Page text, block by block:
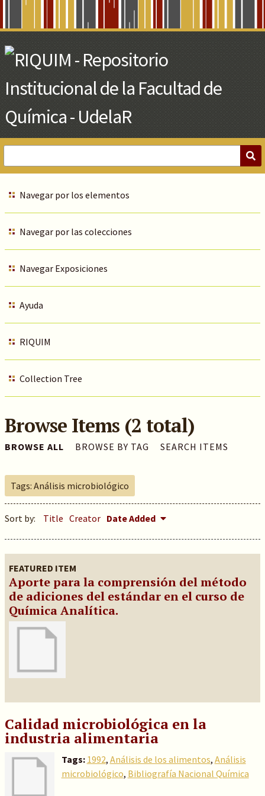
Main
Content
Navegar por los elementos
Navegar por las colecciones
Navegar Exposiciones
Ayuda
RIQUIM
Collection Tree
Browse Items (2 total)
BROWSE ALL BROWSE BY TAG SEARCH ITEMS
Tags: Análisis microbiológico
Sort by: Title Creator Date Added
FEATURED ITEM
Aporte para la comprensión del método
de adiciones del estándar en el curso de
Química Analítica.
Calidad microbiológica en la
industria alimentaria
Tags: 1992, Análisis de los alimentos, Análisis
microbiológico, Bibliografía Nacional Química